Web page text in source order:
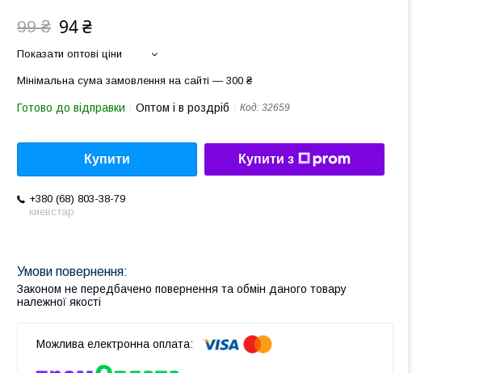
99 ₴ 94 ₴
Показати оптові ціни
Мінімальна сума замовлення на сайті — 300 ₴
Готово до відправки Оптом і в роздріб Код: 32659
Купити Купити з
+380 (68) 803-38-79
киевстар
Законом не передбачено повернення та обмін даного товару
належної якості